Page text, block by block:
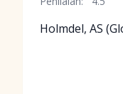
Holmdel, AS